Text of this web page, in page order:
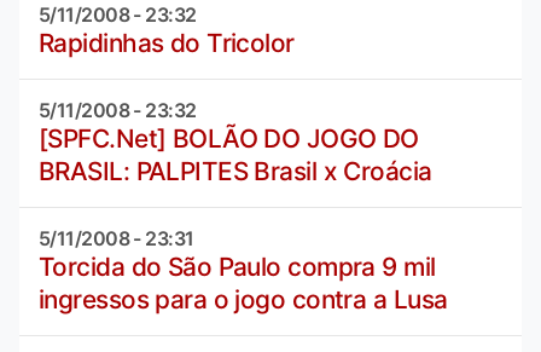
5/11/2008 - 23:32
Rapidinhas do Tricolor
5/11/2008 - 23:32
[SPFC.Net] BOLÃO DO JOGO DO
BRASIL: PALPITES Brasil x Croácia
5/11/2008 - 23:31
Torcida do São Paulo compra 9 mil
ingressos para o jogo contra a Lusa